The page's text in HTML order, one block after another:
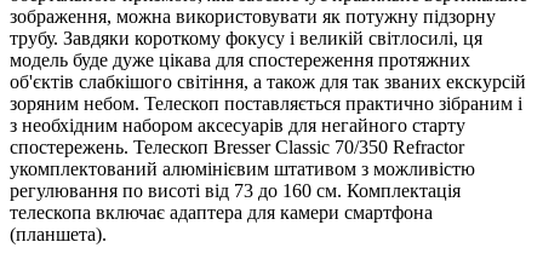
зображення, можна використовувати як потужну підзорну
трубу. Завдяки короткому фокусу і великій світлосилі, ця
модель буде дуже цікава для спостереження протяжних
об'єктів слабкішого світіння, а також для так званих екскурсій
зоряним небом. Телескоп поставляється практично зібраним і
з необхідним набором аксесуарів для негайного старту
спостережень. Телескоп Bresser Classic 70/350 Refractor
укомплектований алюмінієвим штативом з можливістю
регулювання по висоті від 73 до 160 см. Комплектація
телескопа включає адаптера для камери смартфона
(планшета).